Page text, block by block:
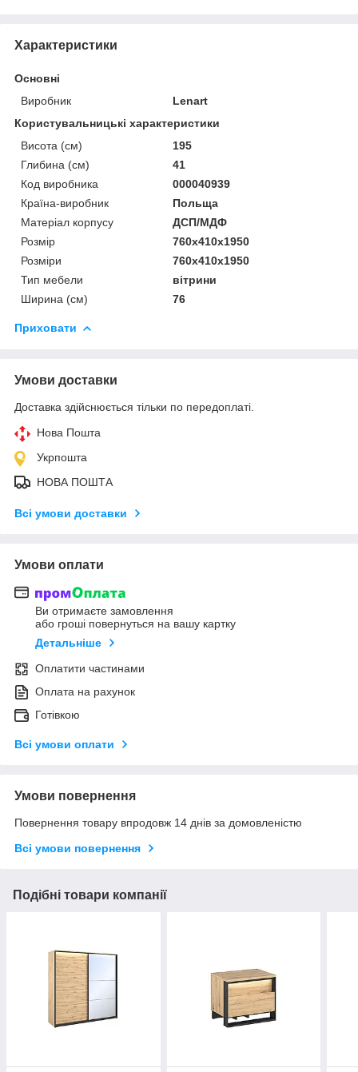
Характеристики
Основні
Виробник
Lenart
Користувальницькі характеристики
Висота (см)
195
Глибина (см)
41
Код виробника
000040939
Країна-виробник
Польща
Матеріал корпусу
ДСП/МДФ
Розмір
760x410x1950
Розміри
760x410x1950
Тип мебели
вітрини
Ширина (см)
76
Приховати
Умови доставки
Доставка здійснюється тільки по передоплаті.
Нова Пошта
Укрпошта
НОВА ПОШТА
Всі умови доставки
Умови оплати
Ви отримаєте замовлення
або гроші повернуться на вашу картку
Детальніше
Оплатити частинами
Оплата на рахунок
Готівкою
Всі умови оплати
Умови повернення
Повернення товару впродовж 14 днів за домовленістю
Всі умови повернення
Подібні товари компанії